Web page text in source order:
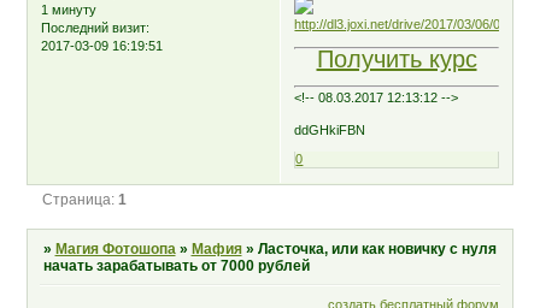
1 минуту
Последний визит:
2017-03-09 16:19:51
Получить курс
<!-- 08.03.2017 12:13:12 -->
ddGHkiFBN
0
Страница: 1
» Магия Фотошопа » Мафия » Ласточка, или как новичку с нуля
начать зарабатывать от 7000 рублей
создать бесплатный форум